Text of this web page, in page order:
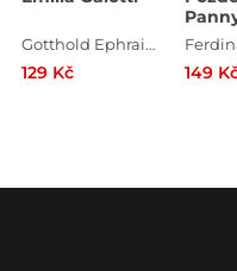
Gotthold Ephraim Lessing
129 Kč 149